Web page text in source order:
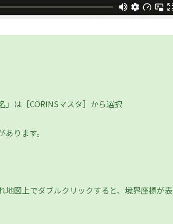
は［CORINSマスタ］から選択
ります。
図上でダブルクリックすると、境界座標が表